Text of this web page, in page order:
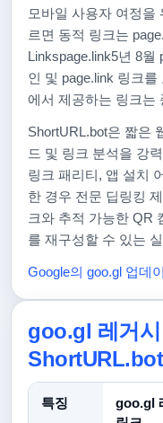
모바일 사용자 여정을
르면 동적 링크는
Linkspage.link5년 8월
인 및 page.link 링크
에서 제공하는 링크는
ShortURL.bot은 짧은
드 및 링크 분석을 강
링크 패리티, 앱 설치
한 경우 전문 딥링킹
크와 추적 가능한 QR
를 재구성할 수 있는
Google의 goo.gl 업데
goo.gl 레거시
ShortURL.bot
특징
goo.gl